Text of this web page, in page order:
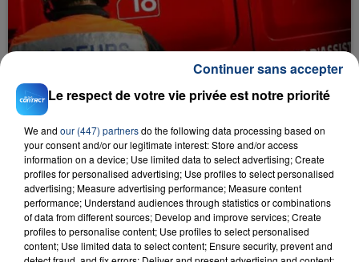
INCENDIE MORTEL À LENS : UNE FEMME ET
SON BÉBÉ ENTRE LA VIE ET LA...
Un homme s'est immolé par le feu après avoir
aspergé sa compagne et leur bébé de trois mois
d'un liquide inflammable.
Le respect de votre vie privée est notre priorité
We and our (447) partnersdo the following data processing based on
your consent and/or our legitimate interest: Store and/or access
information on a device; Use limited data to select advertising; Create
profiles for personalised advertising; Use profiles to select personalised
advertising; Measure advertising performance; Measure content
performance; Understand audiences through statistics or combinations
of data from different sources; Develop and improve services; Create
profiles to personalise content; Use profiles to select personalised
content; Use limited data to select content; Ensure security, prevent and
Continuer sans accepter